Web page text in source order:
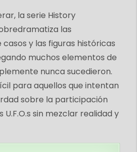
la serie History
las
y las figuras históricas
muchos elementos de
nunca sucedieron.
para aquellos que intentan
sobre la participación
sin mezclar realidad y